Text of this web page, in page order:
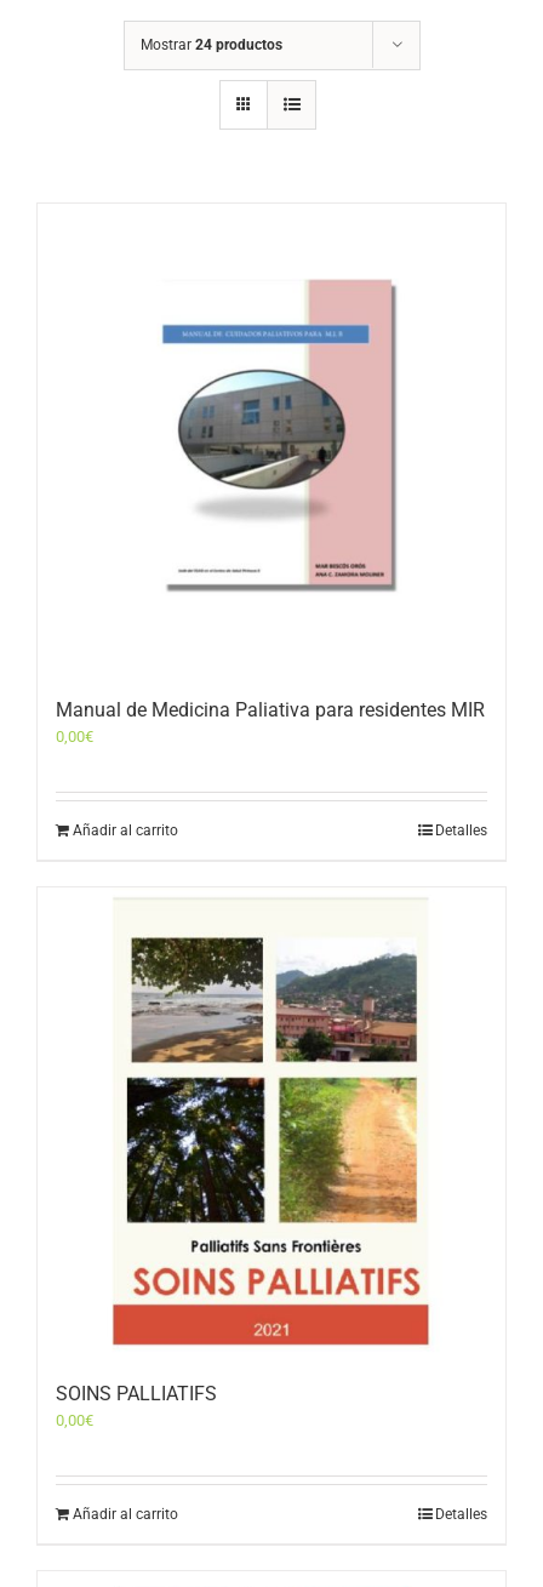
Mostrar 24 productos
Manual de Medicina Paliativa para residentes MIR
0,00€
Añadir al carrito Detalles
SOINS PALLIATIFS
0,00€
Añadir al carrito Detalles